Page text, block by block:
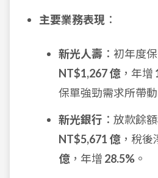
主要業務表現 ：
新光人壽 ：初年度
NT$1,267 億，年增
保單強勁需求所帶動
新光銀行 ：放款餘
NT$5,671 億，稅後
億，年增 28.5% 。